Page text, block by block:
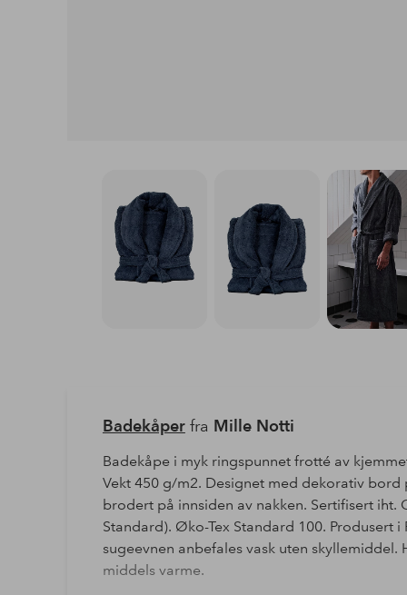
Badekåperfra Mille Notti
Badekåpe i myk ringspunnet frotté av
Vekt 450 g/m2. Designet med dekorativ
brodert på innsiden av nakken. Sertifisert iht.
Standard). Øko-Tex Standard 100. Produsert i
sugeevnen anbefales vask uten
middels varme.